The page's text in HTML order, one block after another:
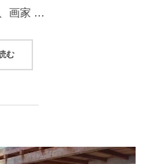
画家 …
む“ル・コルビュジエとインド～独立